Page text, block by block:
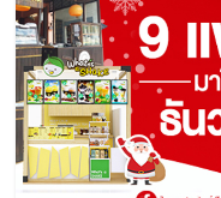
ศูนย์
รวม
แฟ